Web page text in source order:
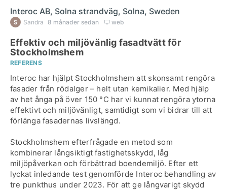
Interoc AB, Solna strandväg, Solna, Sweden
Sandra 8 månader sedan web
Effektiv och miljövänlig fasadtvätt för
Stockholmshem
REFERENS
Interoc har hjälpt Stockholmshem att skonsamt rengöra
fasader från rödalger – helt utan kemikalier. Med hjälp
av het ånga på över 150 °C har vi kunnat rengöra ytorna
effektivt och miljövänligt, samtidigt som vi bidrar till att
förlänga fasadernas livslängd.
Stockholmshem efterfrågade en metod som
kombinerar långsiktigt fastighetsskydd, låg
miljöpåverkan och förbättrad boendemiljö. Efter ett
lyckat inledande test genomförde Interoc behandling av
tre punkthus under 2023. För att ge långvarigt skydd